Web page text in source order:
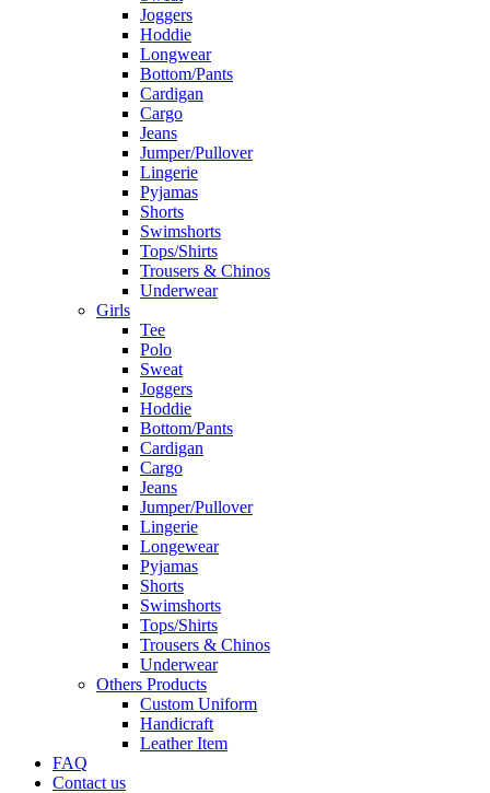
Joggers
Hoddie
Longwear
Bottom/Pants
Cardigan
Cargo
Jeans
Jumper/Pullover
Lingerie
Pyjamas
Shorts
Swimshorts
Tops/Shirts
Trousers & Chinos
Underwear
Girls
Tee
Polo
Sweat
Joggers
Hoddie
Bottom/Pants
Cardigan
Cargo
Jeans
Jumper/Pullover
Lingerie
Longewear
Pyjamas
Shorts
Swimshorts
Tops/Shirts
Trousers & Chinos
Underwear
Others Products
Custom Uniform
Handicraft
Leather Item
FAQ
Contact us